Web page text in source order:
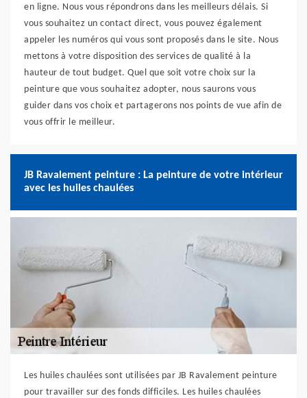
en ligne. Nous vous répondrons dans les meilleurs délais. Si
vous souhaitez un contact direct, vous pouvez également
appeler les numéros qui vous sont proposés dans le site. Nous
mettons à votre disposition des services de qualité à la
hauteur de tout budget. Quel que soit votre choix sur la
peinture que vous souhaitez adopter, nous saurons vous
guider dans vos choix et partagerons nos points de vue afin de
vous offrir le meilleur.
JB Ravalement peinture : La peinture de votre intérieur
avec les huiles chaulées
Les huiles chaulées sont utilisées par JB Ravalement peinture
pour travailler sur des fonds difficiles. Les huiles chaulées